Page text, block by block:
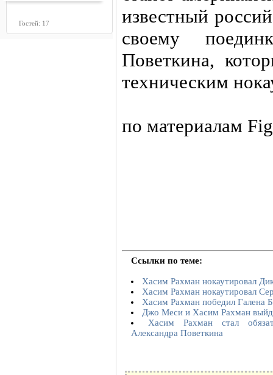
Гостей: 17
известный
своему
Поветкина,
техническим
по материалам
Ссылки по теме:
Хасим Рахман нокаутировал
Хасим Рахман нокаутировал
Хасим Рахман победил Галена
Джо Меси и Хасим Рахман
Хасим Рахман стал
Александра Поветкина